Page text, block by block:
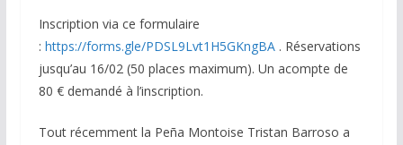
Inscription via ce formulaire
: https://forms.gle/PDSL9Lvt1H5GKngBA. Réservations
jusqu’au 16/02 (50 places maximum). Un acompte de
80 € demandé à l’inscription.
Tout récemment la Peña Montoise Tristan Barroso a